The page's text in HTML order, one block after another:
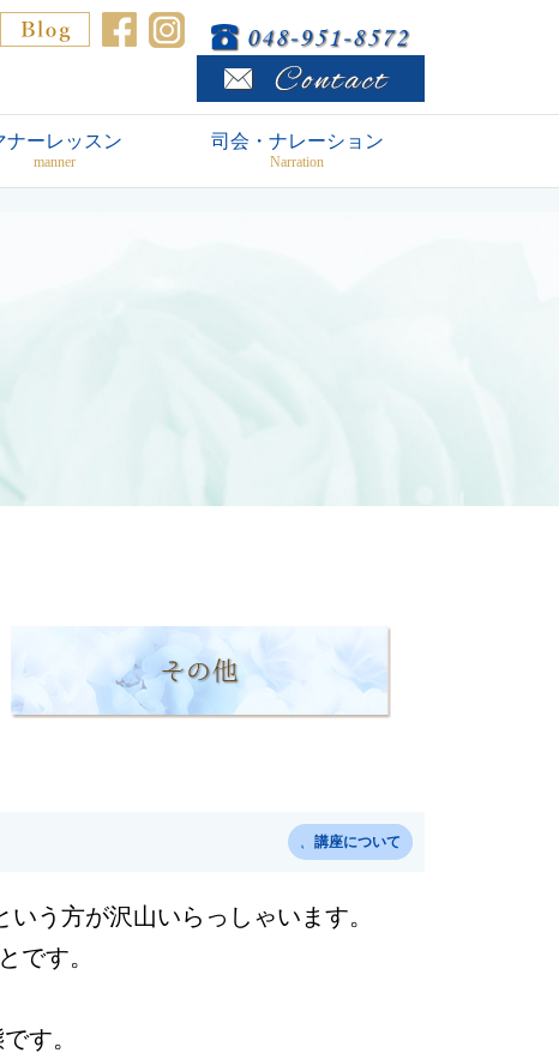
ナーレッスン
manner
司会・ナレーション
Narration
よくあるご質問
講座について
いう方が沢山いらっしゃいます。
です。
す。